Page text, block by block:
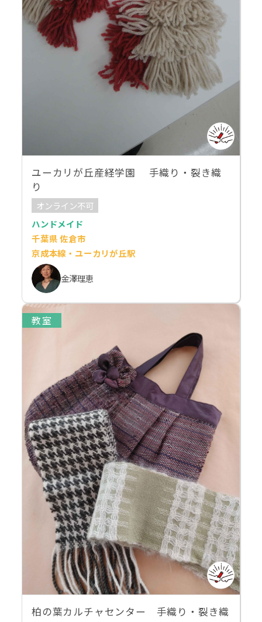
ユーカリが丘産経学園 手織り・裂き織
り
オンライン不可
ハンドメイド
千葉県 佐倉市
京成本線・ユーカリが丘駅
金澤理恵
教室
柏の葉カルチャセンター 手織り・裂き織